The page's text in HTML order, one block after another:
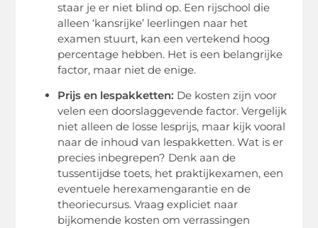
staar je er niet blind op. Een rijschool die
alleen ‘kansrijke’ leerlingen naar het
examen stuurt, kan een vertekend hoog
percentage hebben. Het is een belangrijke
factor, maar niet de enige.
Prijs en lespakketten: De kosten zijn voor
velen een doorslaggevende factor. Vergelijk
niet alleen de losse lesprijs, maar kijk vooral
naar de inhoud van lespakketten. Wat is er
precies inbegrepen? Denk aan de
tussentijdse toets, het praktijkexamen, een
eventuele herexamengarantie en de
theoriecursus. Vraag expliciet naar
bijkomende kosten om verrassingen